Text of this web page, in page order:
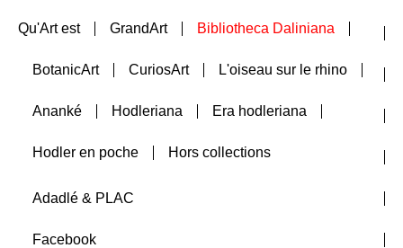
Nouveautés
Collections
Qu'Art est GrandArt Bibliotheca Daliniana
BotanicArt CuriosArt L'oiseau sur le rhino
Ananké Hodleriana Era hodleriana
Hodler en poche Hors collections
Auteurs
A paraître
Adadlé & PLAC
Facebook